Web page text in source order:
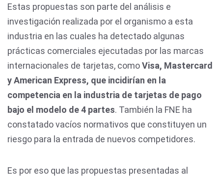
Estas propuestas son parte del análisis e
investigación realizada por el organismo a esta
industria en las cuales ha detectado algunas
prácticas comerciales ejecutadas por las marcas
internacionales de tarjetas, comoVisa, Mastercard
y American Express, que incidirían en la
competencia en la industria de tarjetas de pago
bajo el modelo de 4 partes. También la FNE ha
constatado vacíos normativos que constituyen un
riesgo para la entrada de nuevos competidores.
Es por eso que las propuestas presentadas al